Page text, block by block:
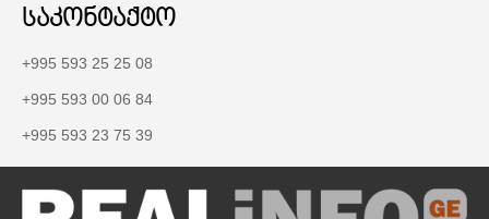
საკონტაქტო
+995 593 25 25 08
+995 593 00 06 84
+995 593 23 75 39